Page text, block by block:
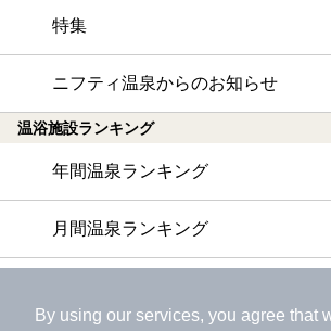
By using our services, you agree that
特集
ニフティ温泉からのお知らせ
温浴施設ランキング
年間温泉ランキング
月間温泉ランキング